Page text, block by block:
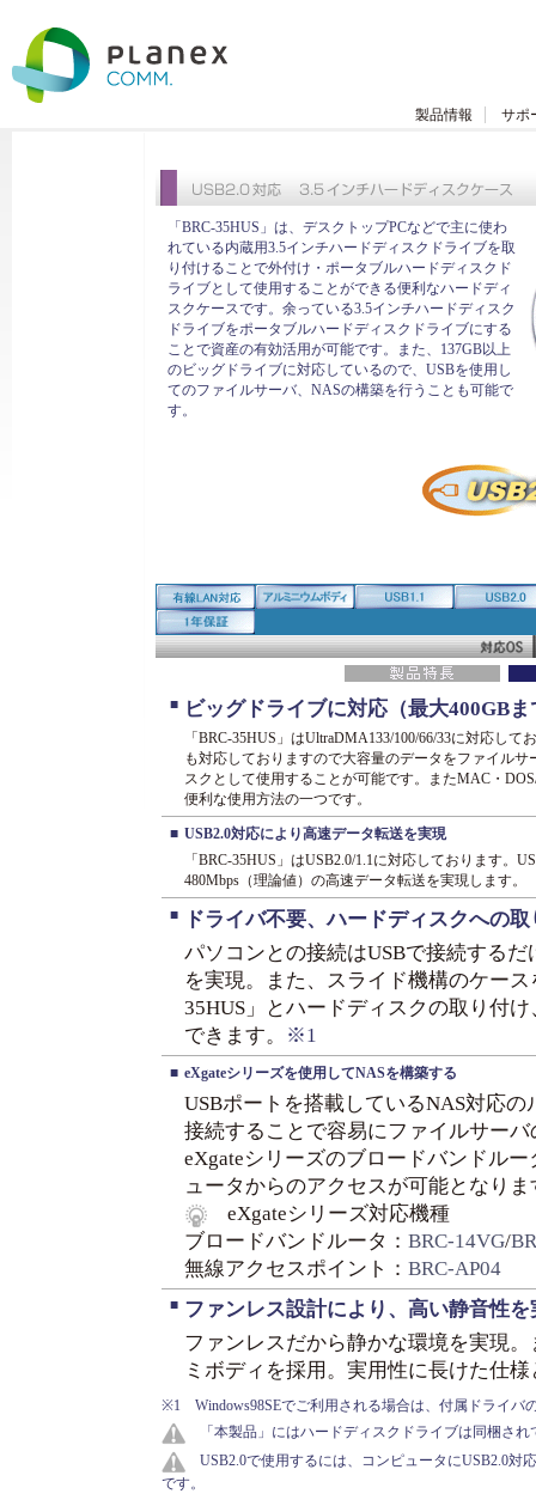
製品情報 サポ
「BRC-35HUS」は、デスクトップPCなどで主に使わ
れている内蔵用3.5インチハードディスクドライブを取
り付けることで外付け・ポータブルハードディスクド
ライブとして使用することができる便利なハードディ
スクケースです。余っている3.5インチハードディスク
ドライブをポータブルハードディスクドライブにする
ことで資産の有効活用が可能です。また、137GB以上
のビッグドライブに対応しているので、USBを使用し
てのファイルサーバ、NASの構築を行うことも可能で
す。
■ ビッグドライブに対応（最大400GB
「BRC-35HUS」はUltraDMA133/100/66/33に対応し
も対応しておりますので大容量のデータをファイル
スクとして使用することが可能です。またMAC・
便利な使用方法の一つです。
■ USB2.0対応により高速データ転送を実現
「BRC-35HUS」はUSB2.0/1.1に対応しております。
480Mbps（理論値）の高速データ転送を実現します。
■
ドライバ不要、ハードディスクへの
パソコンとの接続はUSBで接続する
を実現。また、スライド機構のケー
35HUS」とハードディスクの取り付
できます。
※1
■ eXgateシリーズを使用してNASを構築する
USBポートを搭載しているNAS対応
接続することで容易にファイルサー
eXgateシリーズのブロードバンドル
ュータからのアクセスが可能となりま
eXgateシリーズ対応機種
ブロードバンドルータ： BRC-14VG/
無線アクセスポイント： BRC-AP04
■ ファンレス設計により、高い静音性を
ファンレスだから静かな環境を実現
ミボディを採用。実用性に長けた仕
※1 Windows98SEでご利用される場合は、付属ドライバ
「本製品」にはハードディスクドライブは同梱され
USB2.0で使用するには、コンピュータにUSB2.0対
です。